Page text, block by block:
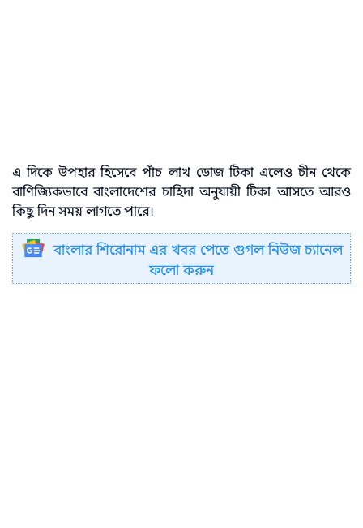
এ দিকে উপহার হিসেবে পাঁচ লাখ ডোজ টিকা এলেও চীন থেকে
বাণিজ্যিকভাবে বাংলাদেশের চাহিদা অনুযায়ী টিকা আসতে আরও
কিছু দিন সময় লাগতে পারে।
বাংলার শিরোনাম এর খবর পেতে গুগল নিউজ চ্যানেল
ফলো করুন